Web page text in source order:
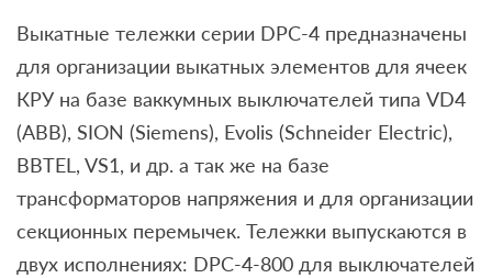
Выкатные тележки серии DPC-4 предназначены
для организации выкатных элементов для ячеек
КРУ на базе ваккумных выключателей типа VD4
(ABB), SION (Siemens), Evolis (Schneider Electric),
BBTEL, VS1, и др. а так же на базе
трансформаторов напряжения и для организации
секционных перемычек. Тележки выпускаются в
двух исполнениях: DPC-4-800 для выключателей